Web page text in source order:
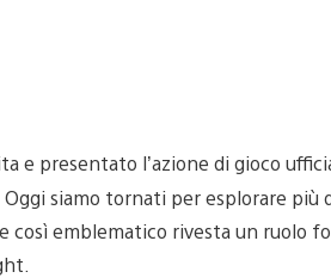
e presentato l’azione di gioco
siamo tornati per esplorare più
così emblematico rivesta un ruolo